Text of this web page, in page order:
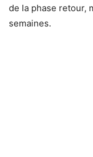
de la phase retour,
semaines.